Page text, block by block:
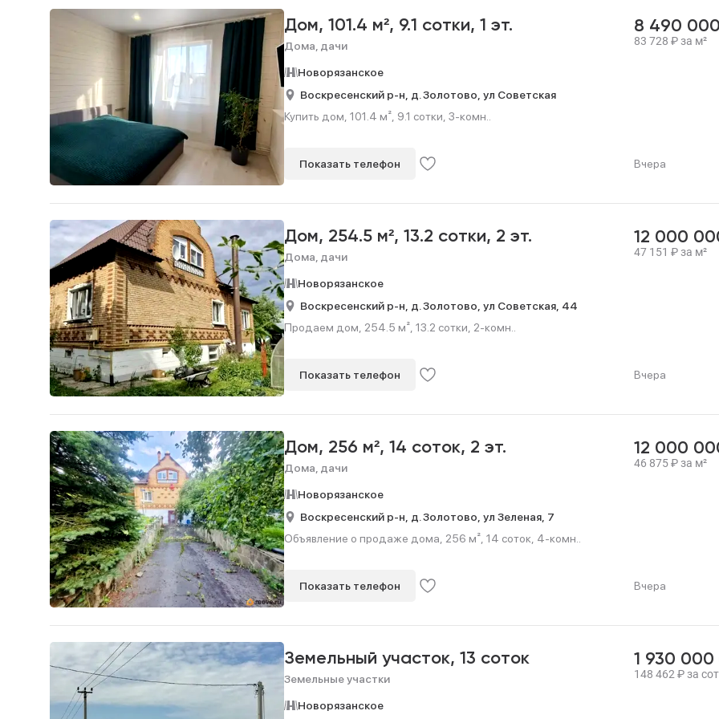
Дом, 101.4 м², 9.1 сотки, 1 эт.
Дома, дачи
8 490 000
83 728 ₽за м²
Новорязанское
Воскресенский р-н, д. Золотово, ул Советская
Купить дом, 101.4 м², 9.1 сотки, 3-комн..
Показать телефон Вчера
Дом, 254.5 м², 13.2 сотки, 2 эт.
Дома, дачи
12 000
47 151 ₽за м²
Новорязанское
Воскресенский р-н, д. Золотово, ул Советская, 44
Продаем дом, 254.5 м², 13.2 сотки, 2-комн..
Показать телефон Вчера
Дом, 256 м², 14 соток, 2 эт.
Дома, дачи
12 000
46 875₽за м²
Новорязанское
Воскресенский р-н, д. Золотово, ул Зеленая, 7
Объявление о продаже дома, 256 м², 14 соток, 4-комн..
Показать телефон Вчера
Земельный участок, 13 соток
Земельные участки
1 930 000
148 462 ₽за
Новорязанское